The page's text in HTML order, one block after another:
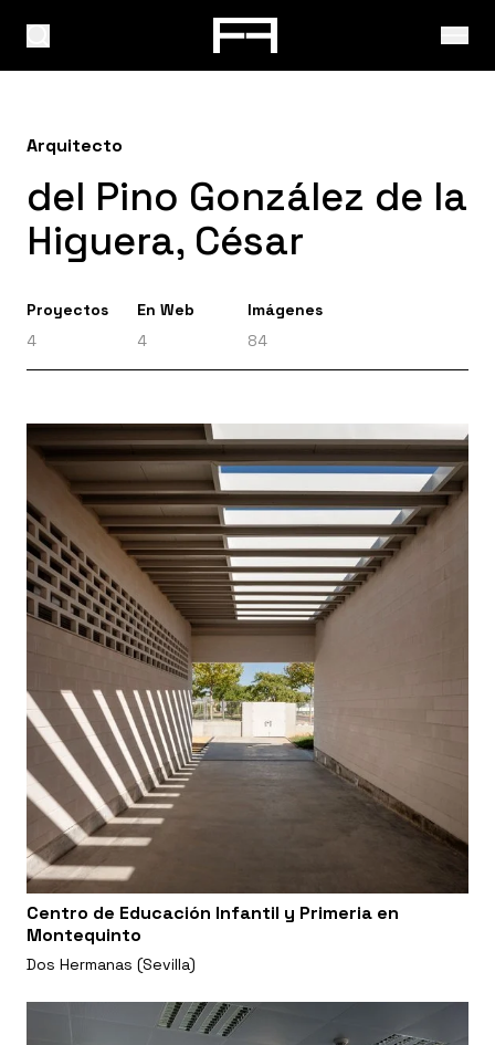
Arquitecto
del Pino González de la
Higuera, César
Proyectos
4
En Web
4
Imágenes
84
Centro de Educación Infantil y Primeria en
Montequinto
Dos Hermanas (Sevilla)